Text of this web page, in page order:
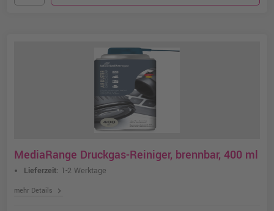
MediaRange Druckgas-Reiniger, brennbar, 400 ml
Lieferzeit: 1-2 Werktage
mehr Details chevron_right